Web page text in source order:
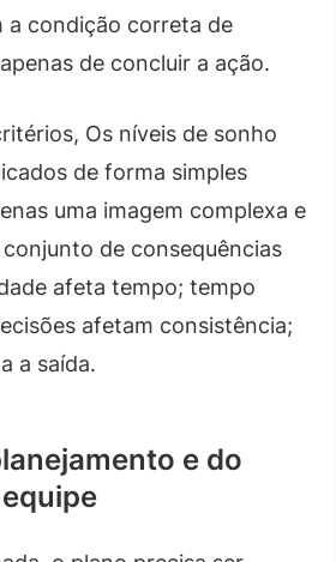
a condição correta de
de concluir a ação.
Os níveis de sonho
de forma simples
uma imagem complexa e
de consequências
afeta tempo; tempo
afetam consistência;
a saída.
e do